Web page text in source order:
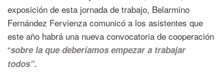
exposición de esta jornada de trabajo, Belarmino
Fernández Fervienza comunicó a los asistentes que
este año habrá una nueva convocatoria de cooperación
“sobre la que deberíamos empezar a trabajar
todos”.